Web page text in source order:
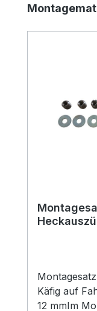
Produktgalerie
Käfig auf
12 mmIm